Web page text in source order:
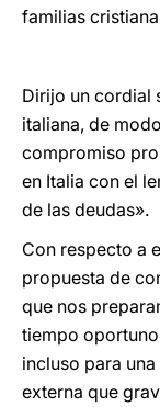
familias
Dirijo un cordial
italiana, de
compromiso
en Italia con el
de las deudas».
Con respecto a
propuesta de
que nos
tiempo
incluso para
externa que